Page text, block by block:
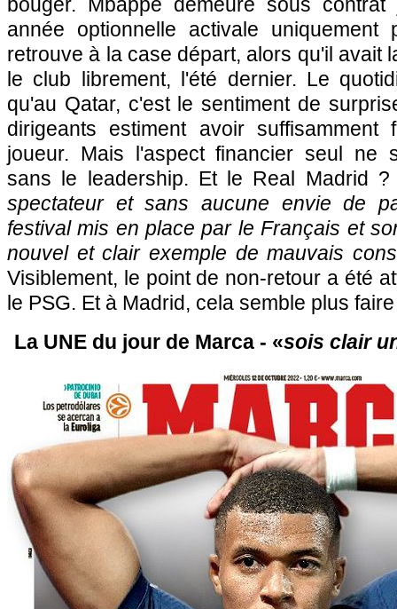
année optionnelle activale
retrouve à la case départ, alors qu'il avait
le club librement, l'été dernier. Le
qu'au Qatar, c'est le sentiment de
dirigeants estiment avoir
joueur. Mais l'aspect financier seul ne
sans le leadership. Et le Real Madrid ?
spectateur et sans aucune envie de
festival mis en place par le Français et
nouvel et clair exemple de mauvais
Visiblement, le point de non-retour a été
le PSG. Et à Madrid, cela semble plus
La UNE du jour de Marca - «sois clair